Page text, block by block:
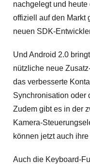
nachgelegt und
offiziell auf den Markt
neuen SDK-
Und Android 2.0
nützliche neue
das verbesserte
Synchronisation oder
Zudem gibt es in der
Kamera-
können jetzt auch
Auch die Keyboard-